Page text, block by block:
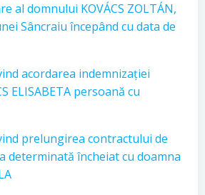
al domnului KOVÁCS ZOLTÁN,
Sâncraiu începând cu data de
acordarea indemnizației
ELISABETA persoană cu
prelungirea contractului de
determinată încheiat cu doamna